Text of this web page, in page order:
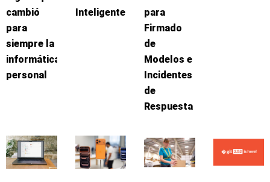
cambió
para
siempre la
informática
personal
Inteligente
para
Firmado
de
Modelos e
Incidentes
de
Respuesta